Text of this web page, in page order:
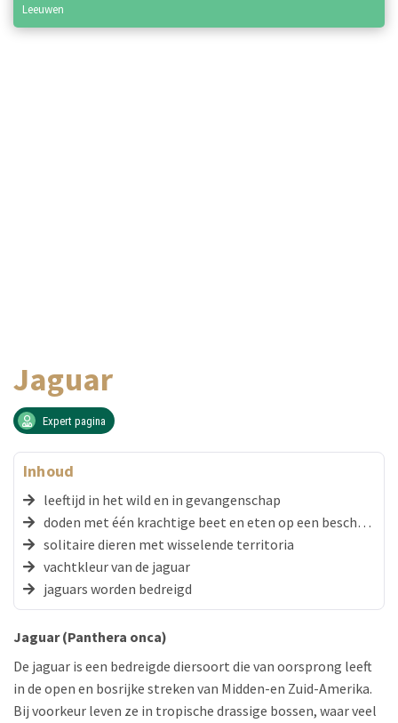
leeuwen
Jaguar
Expert pagina
Inhoud
leeftijd in het wild en in gevangenschap
doden met één krachtige beet en eten op een beschutte plek
solitaire dieren met wisselende territoria
vachtkleur van de jaguar
jaguars worden bedreigd
Jaguar (Panthera onca)
De jaguar is een bedreigde diersoort die van oorsprong leeft
in de open en bosrijke streken van Midden-en Zuid-Amerika.
Bij voorkeur leven ze in tropische drassige bossen, waar veel